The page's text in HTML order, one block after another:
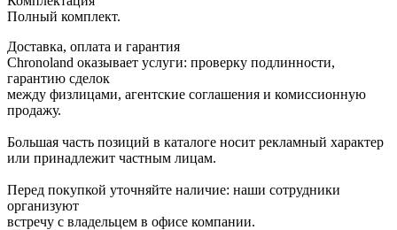
Полный комплект.
Доставка, оплата и гарантия
Chronoland оказывает услуги: проверку подлинности,
гарантию сделок
между физлицами, агентские соглашения и комиссионную
продажу.
Большая часть позиций в каталоге носит рекламный характер
или принадлежит частным лицам.
Перед покупкой уточняйте наличие: наши сотрудники
организуют
встречу с владельцем в офисе компании.